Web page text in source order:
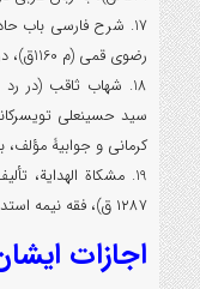
17. شرح فارسی باب
رضوی قمی (م 1160ق)، در علم کلام و عقائد.
18. شهاب ثاقب (در
کرمانی و جوابیۀ مؤلف،
19. مشکاة الهدایة،
۱۲۸۷ ق)، فقه نیمه استدلالی به زبان عربی شامل طهارت و صلات.
اجازات